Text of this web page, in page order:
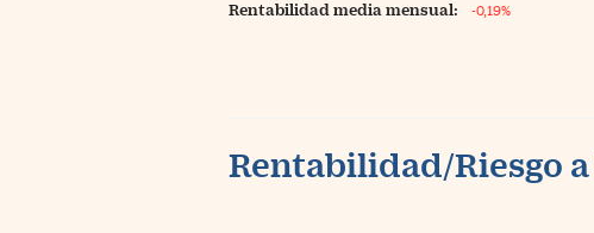
Rentabilidad media mensual: -0,19%
Rentabilidad/Riesgo a